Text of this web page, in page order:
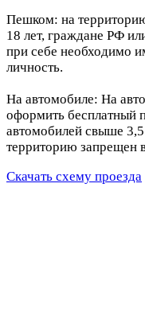
Пешком: на
18 лет, граждане РФ
при себе необходимо
личность.
На автомобиле: На
оформить бесплатный
автомобилей свыше
территорию запрещен
Скачать схему проезда